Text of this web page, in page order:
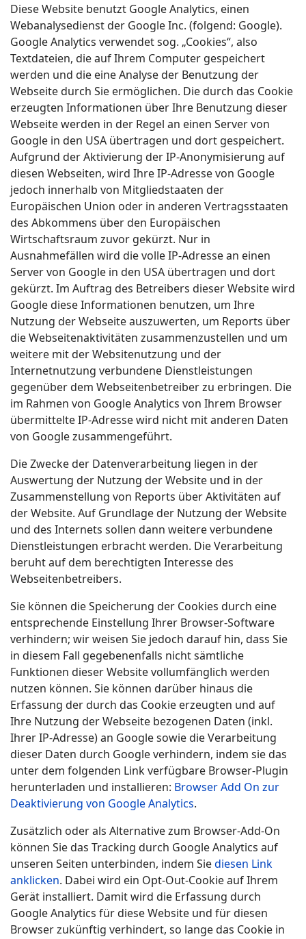
Diese Website benutzt Google Analytics, einen
Webanalysedienst der Google Inc. (folgend: Google).
Google Analytics verwendet sog. „Cookies“, also
Textdateien, die auf Ihrem Computer gespeichert
werden und die eine Analyse der Benutzung der
Webseite durch Sie ermöglichen. Die durch das Cookie
erzeugten Informationen über Ihre Benutzung dieser
Webseite werden in der Regel an einen Server von
Google in den USA übertragen und dort gespeichert.
Aufgrund der Aktivierung der IP-Anonymisierung auf
diesen Webseiten, wird Ihre IP-Adresse von Google
jedoch innerhalb von Mitgliedstaaten der
Europäischen Union oder in anderen Vertragsstaaten
des Abkommens über den Europäischen
Wirtschaftsraum zuvor gekürzt. Nur in
Ausnahmefällen wird die volle IP-Adresse an einen
Server von Google in den USA übertragen und dort
gekürzt. Im Auftrag des Betreibers dieser Website wird
Google diese Informationen benutzen, um Ihre
Nutzung der Webseite auszuwerten, um Reports über
die Webseitenaktivitäten zusammenzustellen und um
weitere mit der Websitenutzung und der
Internetnutzung verbundene Dienstleistungen
gegenüber dem Webseitenbetreiber zu erbringen. Die
im Rahmen von Google Analytics von Ihrem Browser
übermittelte IP-Adresse wird nicht mit anderen Daten
von Google zusammengeführt.
Die Zwecke der Datenverarbeitung liegen in der
Auswertung der Nutzung der Website und in der
Zusammenstellung von Reports über Aktivitäten auf
der Website. Auf Grundlage der Nutzung der Website
und des Internets sollen dann weitere verbundene
Dienstleistungen erbracht werden. Die Verarbeitung
beruht auf dem berechtigten Interesse des
Webseitenbetreibers.
Sie können die Speicherung der Cookies durch eine
entsprechende Einstellung Ihrer Browser-Software
verhindern; wir weisen Sie jedoch darauf hin, dass Sie
in diesem Fall gegebenenfalls nicht sämtliche
Funktionen dieser Website vollumfänglich werden
nutzen können. Sie können darüber hinaus die
Erfassung der durch das Cookie erzeugten und auf
Ihre Nutzung der Webseite bezogenen Daten (inkl.
Ihrer IP-Adresse) an Google sowie die Verarbeitung
dieser Daten durch Google verhindern, indem sie das
unter dem folgenden Link verfügbare Browser-Plugin
herunterladen und installieren: Browser Add On zur
Deaktivierung von Google Analytics.
Zusätzlich oder als Alternative zum Browser-Add-On
können Sie das Tracking durch Google Analytics auf
unseren Seiten unterbinden, indem Siediesen Link
anklicken. Dabei wird ein Opt-Out-Cookie auf Ihrem
Gerät installiert. Damit wird die Erfassung durch
Google Analytics für diese Website und für diesen
Browser zukünftig verhindert, so lange das Cookie in